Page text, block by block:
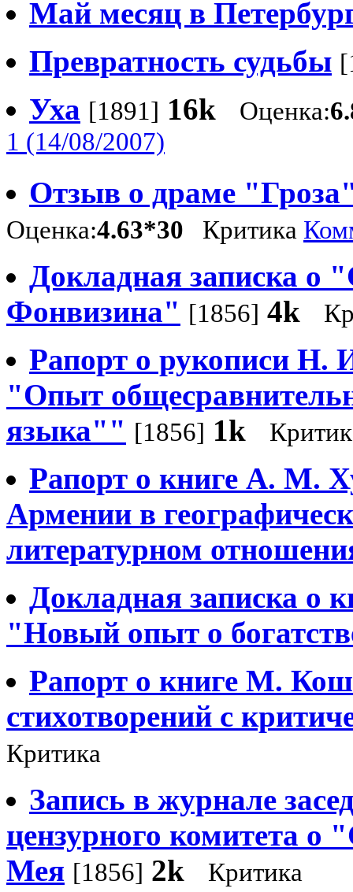
Май месяц в
Превратность судьбы
Уха [1891] 16k Оценка:
1 (14/08/2007)
Отзыв о драме
Оценка:4.63*30 Критика
Докладная записка о
Фонвизина" [1856] 4k
Рапорт о рукописи Н.
"Опыт
языка"" [1856] 1k
Рапорт о книге А. М.
Армении в
литературном
Докладная записка о
"Новый опыт о
Рапорт о книге М.
стихотворений с
Критика
Запись в журнале
цензурного комитета
Мея [1856] 2k Критика